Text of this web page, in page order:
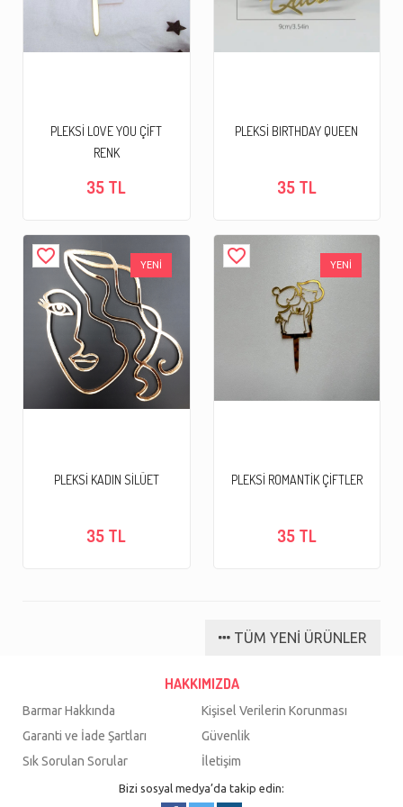
PLEKSİ LOVE YOU ÇİFT
RENK
35 TL
PLEKSİ BIRTHDAY QUEEN
35 TL
favorite_border YENİ
PLEKSİ KADIN SİLÜET
35 TL
favorite_border YENİ
PLEKSİ ROMANTİK ÇİFTLER
35 TL
TÜM YENİ ÜRÜNLER
HAKKIMIZDA
Barmar Hakkında
Kişisel Verilerin Korunması
Garanti ve İade Şartları
Güvenlik
Sık Sorulan Sorular
İletişim
Bizi sosyal medya’da takip edin: